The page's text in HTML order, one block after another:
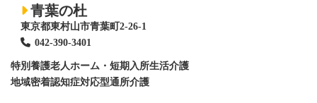
青葉の杜
東京都東村山市青葉町2-26-1
042-390-3401
特別養護老人ホーム ・短期入所生活介護
地域密着認知症対応型通所介護